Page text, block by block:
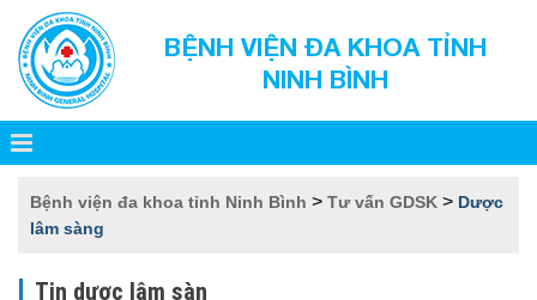
BỆNH VIỆN ĐA KHOA TỈNH
NINH BÌNH
Bệnh viện đa khoa tỉnh Ninh Bình > Tư vấn GDSK > Dược
lâm sàng
Tin dược lâm sàn